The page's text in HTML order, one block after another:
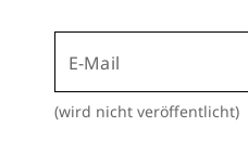
E-Mail
(wird nicht veröffentlicht)